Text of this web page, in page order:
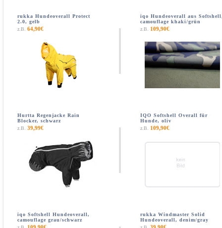
rukka Hundeoverall Protect
2.0, gelb
z.B. 64,90€
iqo Hundeoverall aus
camouflage khaki/grün
z.B.
109,90€
Hurtta Regenjacke Rain
Blocker, schwarz
z.B. 39,99€
IQO Softshell Overall für
Hunde, oliv
z.B.
109,90€
iqo Softshell Hundeoverall,
camouflage grau/schwarz
rukka Windmaster Solid
Hundeoverall, denim/gray